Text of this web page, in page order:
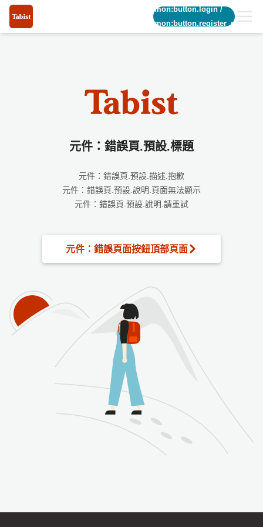
common:button.login/
common:button.register_short
元件：錯誤頁.預設.標題
元件：錯誤頁.預設.描述.抱歉
元件：錯誤頁.預設.說明.頁面無法顯示
元件：錯誤頁.預設.說明.請重試
元件：錯誤頁面按鈕頂部頁面